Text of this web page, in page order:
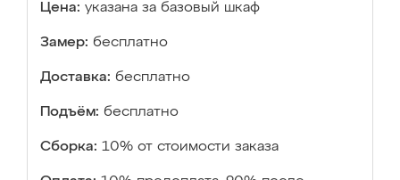
Цена: указана за базовый шкаф
Замер: бесплатно
Доставка: бесплатно
Подъём: бесплатно
Сборка: 10% от стоимости заказа